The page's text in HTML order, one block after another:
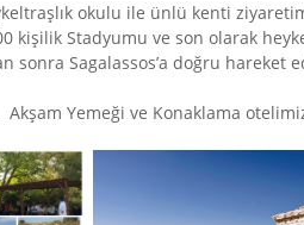
okulu ile ünlü kenti
kişilik Stadyumu ve son olarak
Sagalassos’a doğru hareket
Akşam Yemeği ve Konaklama